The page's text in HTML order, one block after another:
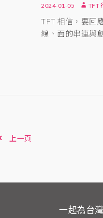
2024-01-05 TFT
TFT 相信，要回
線、面的串連與
上一頁
一起為台